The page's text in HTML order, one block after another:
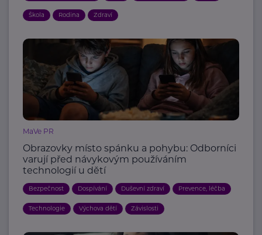
Škola Rodina Zdraví
MaVe PR
Obrazovky místo spánku a pohybu: Odborníci
varují před návykovým používáním
technologií u dětí
Bezpečnost Dospívání Duševní zdraví Prevence, léčba
Technologie Výchova dětí Závislosti